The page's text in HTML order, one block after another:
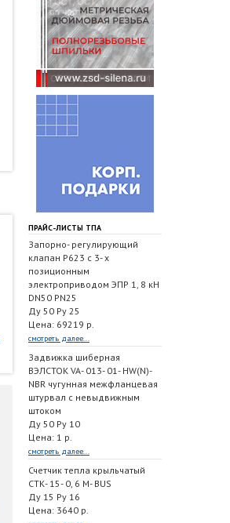
ПРАЙС-ЛИСТЫ ТПА
Запорно- регулирующий
клапан Р623 с 3- х
позиционным
электроприводом ЭПР 1, 8 кН
DN50 PN25
Ду 50 Ру 25
Цена: 69219 р.
смотреть далее...
Задвижка шиберная
ВЭЛСТОК VA- 013- 01- HW(N)-
NBR чугунная межфланцевая
штурвал с невыдвижным
штоком
Ду 50 Ру 10
Цена: 1 р.
смотреть далее...
Счетчик тепла крыльчатый
СТК- 15- 0, 6 M- BUS
Ду 15 Ру 16
Цена: 3640 р.